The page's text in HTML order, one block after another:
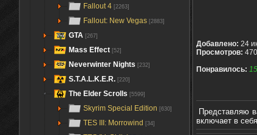
Fallout 4 [2263]
Fallout: New Vegas [2883]
GTA [267]
Mass Effect [52]
Neverwinter Nights [232]
S.T.A.L.K.E.R. [220]
The Elder Scrolls [5599]
Skyrim Special Edition [630]
TES III: Morrowind [34]
Добавлено: 24
Просмотров: 470
Понравилось:
Представляю
включает в